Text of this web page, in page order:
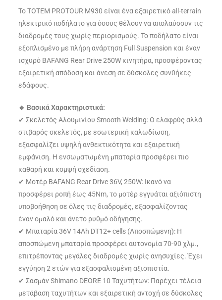
Το TOTEM PROTOUR M930 είναι ένα εξαιρετικό all-terrain
ηλεκτρικό ποδήλατο για όσους θέλουν να απολαύσουν τις
διαδρομές τους χωρίς περιορισμούς. Το ποδήλατο είναι
εξοπλισμένο με πλήρη ανάρτηση Full Suspension και έναν
ισχυρό BAFANG Rear Drive 250W κινητήρα, προσφέροντας
εξαιρετική απόδοση και άνεση σε δύσκολες συνθήκες
εδάφους.
🔹 Βασικά Χαρακτηριστικά:
✔ Σκελετός Αλουμινίου Smooth Welding: Ο ελαφρύς αλλά
στιβαρός σκελετός, με εσωτερική καλωδίωση,
εξασφαλίζει υψηλή ανθεκτικότητα και εξαιρετική
εμφάνιση. Η ενσωματωμένη μπαταρία προσφέρει πιο
καθαρή και κομψή σχεδίαση.
✔ Μοτέρ BAFANG Rear Drive 36V, 250W: Ικανό να
προσφέρει ροπή έως 45Nm, το μοτέρ εγγυάται αξιόπιστη
υποβοήθηση σε όλες τις διαδρομές, εξασφαλίζοντας
έναν ομαλό και άνετο ρυθμό οδήγησης.
✔ Μπαταρία 36V 14Ah DT12+ cells (Αποσπώμενη): Η
αποσπώμενη μπαταρία προσφέρει αυτονομία 70-90 χλμ.,
επιτρέποντας μεγάλες διαδρομές χωρίς ανησυχίες. Έχει
εγγύηση 2 ετών για εξασφαλισμένη αξιοπιστία.
✔ Σασμάν Shimano DEORE 10 Ταχυτήτων: Παρέχει τέλεια
μετάβαση ταχυτήτων και εξαιρετική αντοχή σε δύσκολες